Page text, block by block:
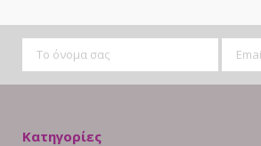
Κατηγορίες